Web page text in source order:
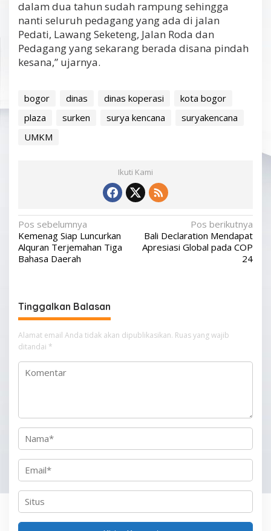
dalam dua tahun sudah rampung sehingga
nanti seluruh pedagang yang ada di jalan
Pedati, Lawang Seketeng, Jalan Roda dan
Pedagang yang sekarang berada disana pindah
kesana,” ujarnya.
bogor dinas dinas koperasi
kota bogor
plaza
surken surya kencana
suryakencana
UMKM
Ikuti Kami
N
a
v
a
s
i
p
o
Pos sebelumnya
Kemenag Siap Luncurkan
Alquran Terjemahan Tiga
Bahasa Daerah
Pos berikutnya
Bali Declaration Mendapat
Apresiasi Global pada COP
24
Tinggalkan Balasan
Alamat email Anda tidak akan dipublikasikan. Ruas yang wajib
ditandai *